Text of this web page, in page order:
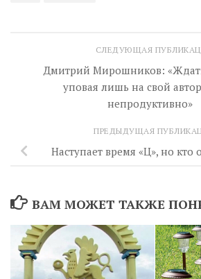
СЛЕДУЮЩАЯ
Дмитрий Мирошников:
уповая лишь на свой
непродуктивно»
ПРЕДЫДУЩАЯ
Наступает время «Ц», но кто
ВАМ МОЖЕТ ТАКЖЕ